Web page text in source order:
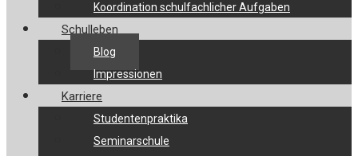
Koordination schulfachlicher Aufgaben
Schulleben
Blog
Impressionen
Karriere
Studentenpraktika
Seminarschule